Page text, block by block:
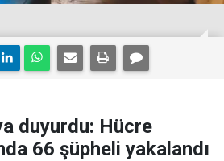
duyurdu: Hücre
66 şüpheli yakalandı